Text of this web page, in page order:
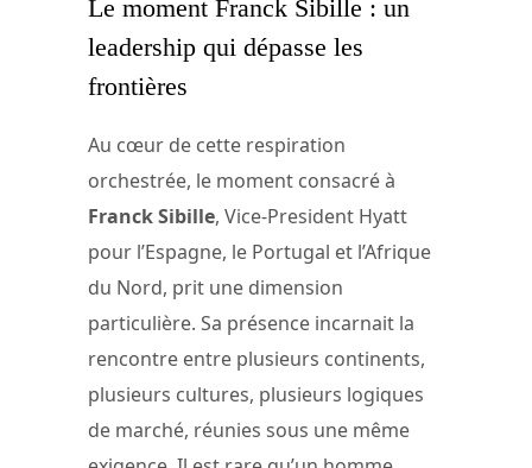
Le moment Franck Sibille : un
leadership qui dépasse les
frontières
Au cœur de cette respiration
orchestrée, le moment consacré à
Franck Sibille, Vice-President Hyatt
pour l’Espagne, le Portugal et l’Afrique
du Nord, prit une dimension
particulière. Sa présence incarnait la
rencontre entre plusieurs continents,
plusieurs cultures, plusieurs logiques
de marché, réunies sous une même